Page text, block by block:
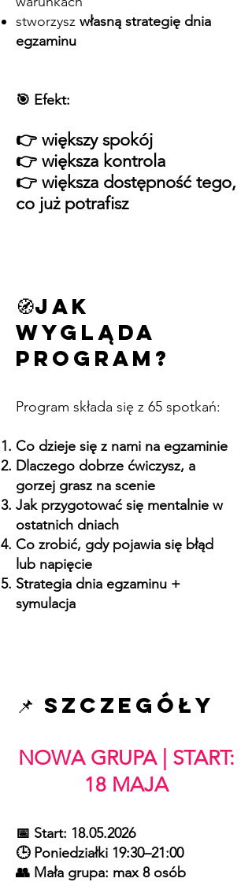
stworzysz własną strategię dnia
egzaminu
🎯 Efekt:
👉 większy spokój
👉 większa kontrola
👉 większa dostępność tego,
co już potrafisz
🧭Jak
wygląda
program?
Program składa się z 65 spotkań:
Co dzieje się z nami na egzaminie
Dlaczego dobrze ćwiczysz, a
gorzej grasz na scenie
Jak przygotować się mentalnie w
ostatnich dniach
Co zrobić, gdy pojawia się błąd
lub napięcie
Strategia dnia egzaminu +
symulacja
📌 Szczegóły
NOWA GRUPA | START:
18 MAJA
📅 Start: 18.05.2026
🕒 Poniedziałki 19:30–21:00
👥 Mała grupa: max 8 osób